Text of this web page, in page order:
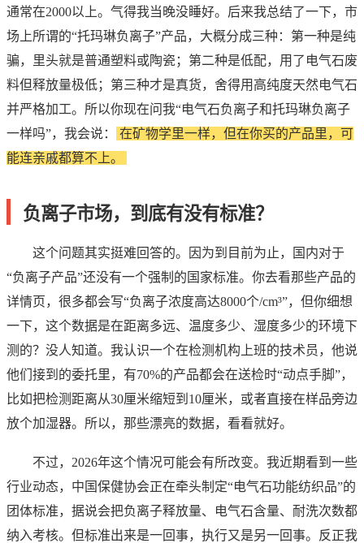
通常在2000以上。气得我当晚没睡好。后来我总结了一下，市
场上所谓的“托玛琳负离子”产品，大概分成三种：第一种是纯
骗，里头就是普通塑料或陶瓷；第二种是低配，用了电气石废
料但释放量极低；第三种才是真货，舍得用高纯度天然电气石
并严格加工。所以你现在问我“电气石负离子和托玛琳负离子
一样吗”，我会说：
在矿物学里一样，但在你买的产品里，可
能连亲戚都算不上。
负离子市场，到底有没有标准？
这个问题其实挺难回答的。因为到目前为止，国内对于
“负离子产品”还没有一个强制的国家标准。你去看那些产品的
详情页，很多都会写“负离子浓度高达8000个/cm³”，但你细想
一下，这个数据是在距离多远、温度多少、湿度多少的环境下
测的？没人知道。我认识一个在检测机构上班的技术员，他说
他们接到的委托里，有70%的产品都会在送检时“动点手脚”，
比如把检测距离从30厘米缩短到10厘米，或者直接在样品旁边
放个加湿器。所以，那些漂亮的数据，看看就好。
不过，2026年这个情况可能会有所改变。我近期看到一些
行业动态，中国保健协会正在牵头制定“电气石功能纺织品”的
团体标准，据说会把负离子释放量、电气石含量、耐洗次数都
纳入考核。但标准出来是一回事，执行又是另一回事。反正我